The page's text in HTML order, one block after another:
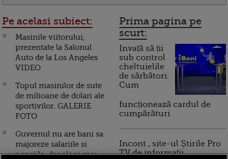
Pe acelasi subiect:
Masinile viitorului,
prezentate la Salonul
Auto de la Los Angeles
VIDEO
Topul masinilor de sute
de milioane de dolari ale
sportivilor. GALERIE
FOTO
Guvernul nu are bani sa
majoreze salariile si
pensiile, dar aloca mai
Prima pagina pe
scurt:
Invață să ții
sub control
cheltuielile
de sărbători.
Cum
funcționează cardul de
cumpărături
Incont , site-ul Știrile Pro
TV de informații